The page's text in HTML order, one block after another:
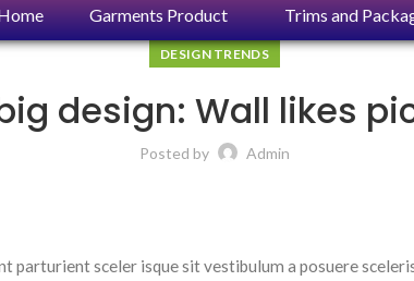
Garments Product Trims and
DESIGN TRENDS
design: Wall likes
Posted by Admin
parturient sceler isque sit vestibulum a posuere